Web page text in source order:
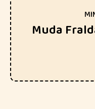
Muda